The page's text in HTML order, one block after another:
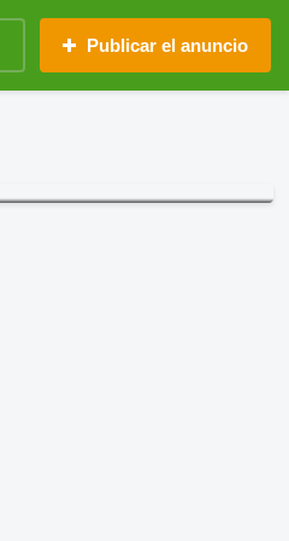
Publicar el anuncio